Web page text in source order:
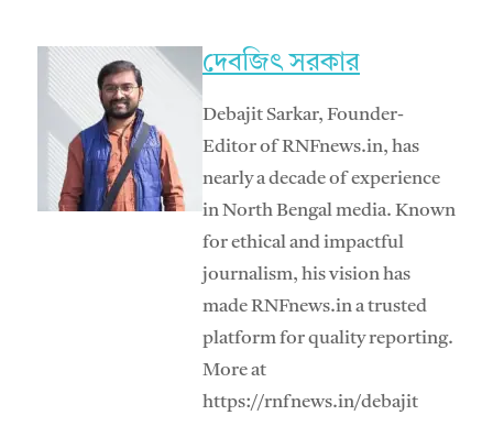
দেবজিৎ সরকার
Debajit Sarkar, Founder-
Editor of RNFnews.in, has
nearly a decade of experience
in North Bengal media. Known
for ethical and impactful
journalism, his vision has
made RNFnews.in a trusted
platform for quality reporting.
More at
https://rnfnews.in/debajit